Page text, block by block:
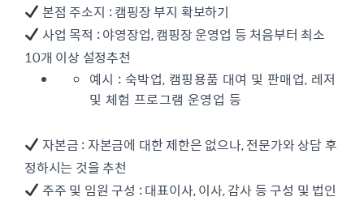
본점 주소지 : 캠핑장 부지 확보하기
사업 목적 : 야영장업, 캠핑장 운영업 등 처음부터 최소
10개 이상 설정추천
예시 : 숙박업, 캠핑용품 대여 및 판매업, 레저
및 체험 프로그램 운영업 등
자본금 : 자본금에 대한 제한은 없으나, 전문가와 상담 후
정하시는 것을 추천
주주 및 임원 구성 : 대표이사, 이사, 감사 등 구성 및 법인